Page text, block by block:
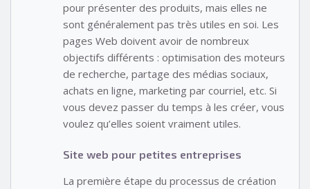
pour présenter des produits, mais elles ne
sont généralement pas très utiles en soi. Les
pages Web doivent avoir de nombreux
objectifs différents : optimisation des moteurs
de recherche, partage des médias sociaux,
achats en ligne, marketing par courriel, etc. Si
vous devez passer du temps à les créer, vous
voulez qu’elles soient vraiment utiles.
Site web pour petites entreprises
La première étape du processus de création